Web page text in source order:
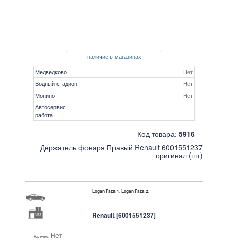
наличие в магазинах
Медведково
Нет
Водный стадион
Нет
Монино
Нет
Автосервис
работа
Код товара: 5916
Держатель фонаря Правый Renault 6001551237
оригинал (шт)
Logan Faza 1, Logan Faza 2,
Renault [6001551237]
Наличие: Нет